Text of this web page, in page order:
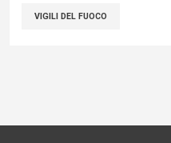
VIGILI DEL FUOCO